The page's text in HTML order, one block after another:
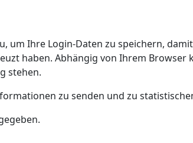
um Ihre Login-Daten zu speichern,
haben. Abhängig von Ihrem Browser
stehen.
zu senden und zu